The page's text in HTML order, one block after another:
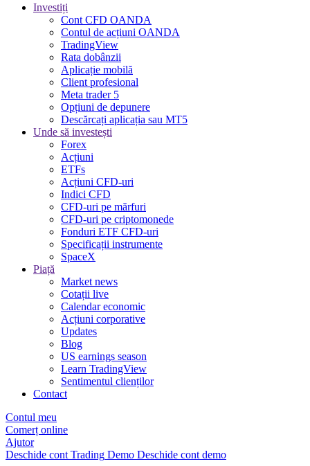
Investiți
Cont CFD OANDA
Contul de acțiuni OANDA
TradingView
Rata dobânzii
Aplicație mobilă
Client profesional
Meta trader 5
Opțiuni de depunere
Descărcați aplicația sau MT5
Unde să investești
Forex
Acțiuni
ETFs
Acțiuni CFD-uri
Indici CFD
CFD-uri pe mărfuri
CFD-uri pe criptomonede
Fonduri ETF CFD-uri
Specificații instrumente
SpaceX
Piață
Market news
Cotații live
Calendar economic
Acțiuni corporative
Updates
Blog
US earnings season
Learn TradingView
Sentimentul clienților
Contact
Contul meu
Comerț online
Ajutor
Deschide cont Trading Demo Deschide cont demo